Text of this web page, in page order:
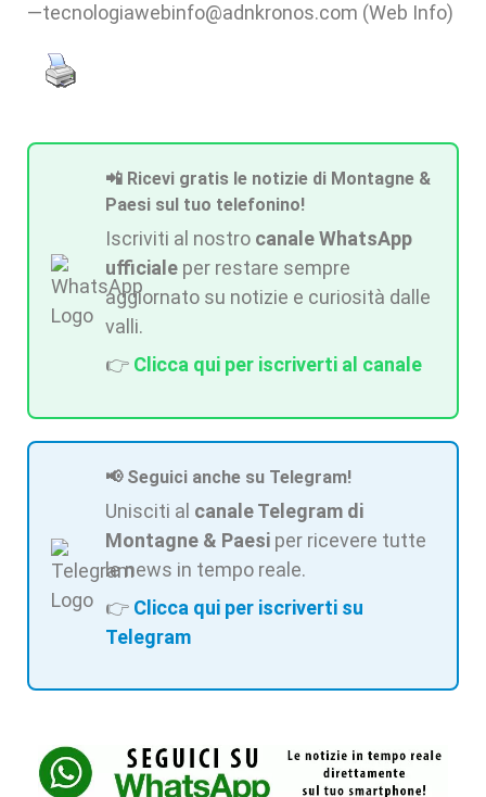
—tecnologiawebinfo@adnkronos.com (Web Info)
📲 Ricevi gratis le notizie di Montagne &
Paesi sul tuo telefonino!
Iscriviti al nostro canale WhatsApp
ufficiale per restare sempre
aggiornato su notizie e curiosità dalle
valli.
👉 Clicca qui per iscriverti al canale
📢 Seguici anche su Telegram!
Unisciti al canale Telegram di
Montagne & Paesi per ricevere tutte
le news in tempo reale.
👉 Clicca qui per iscriverti su
Telegram